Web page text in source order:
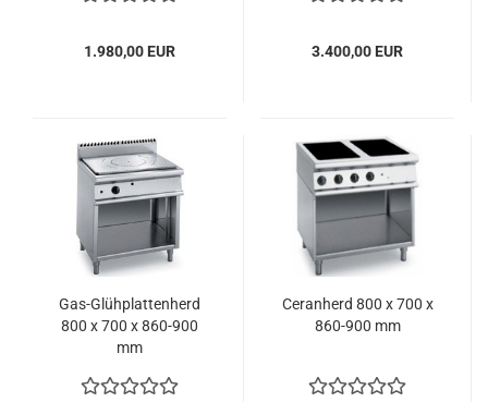
1.980,00 EUR 3.400,00 EUR
Gas-Glühplattenherd
800 x 700 x 860-900
mm
Ceranherd 800 x 700 x
860-900 mm